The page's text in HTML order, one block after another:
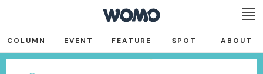
COLUMN EVENT FEATURE SPOT ABOUT